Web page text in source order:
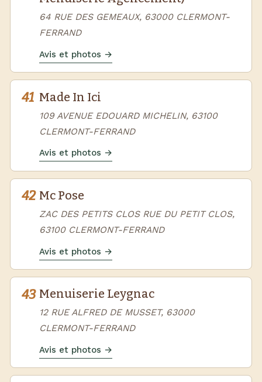
64 RUE DES GEMEAUX, 63000 CLERMONT-
FERRAND
Avis et photos →
41 Made In Ici
109 AVENUE EDOUARD MICHELIN, 63100
CLERMONT-FERRAND
Avis et photos →
42 Mc Pose
ZAC DES PETITS CLOS RUE DU PETIT CLOS,
63100 CLERMONT-FERRAND
Avis et photos →
43 Menuiserie Leygnac
12 RUE ALFRED DE MUSSET, 63000
CLERMONT-FERRAND
Avis et photos →